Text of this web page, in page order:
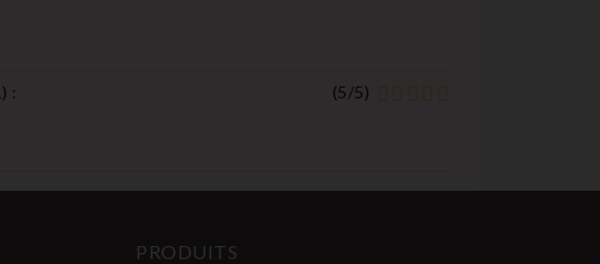
) : (5/5)
PRODUITS